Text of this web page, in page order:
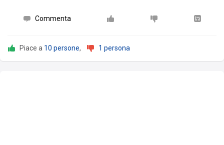
Commenta
Piace a 10 persone, 1 persona